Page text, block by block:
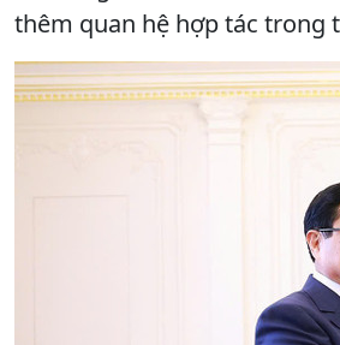
thêm quan hệ hợp tác trong